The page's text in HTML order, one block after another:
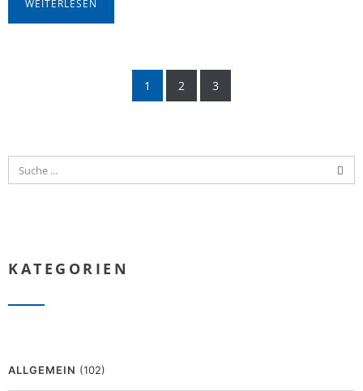
WEITERLESEN
1 2 3
KATEGORIEN
ALLGEMEIN (102)